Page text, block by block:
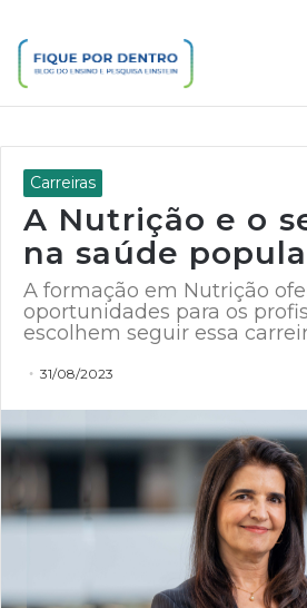
Carreiras
A Nutrição e o
na saúde
A formação em Nutrição
oportunidades para os
escolhem seguir essa
31/08/2023